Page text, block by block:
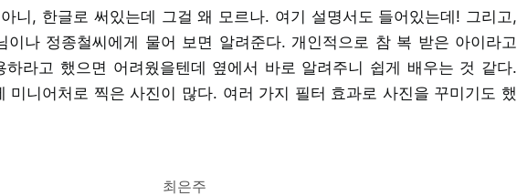
니, 한글로 써있는데 그걸 왜 모르나. 여기 설명서도 들어있는데! 그리고,
이나 정종철씨에게 물어 보면 알려준다. 개인적으로 참 복 받은 아이라고
하라고 했으면 어려웠을텐데 옆에서 바로 알려주니 쉽게 배우는 것 같다.
미니어처로 찍은 사진이 많다. 여러 가지 필터 효과로 사진을 꾸미기도 했
최은주